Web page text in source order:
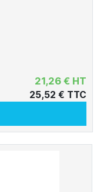
21,26 € HT
25,52 € TTC